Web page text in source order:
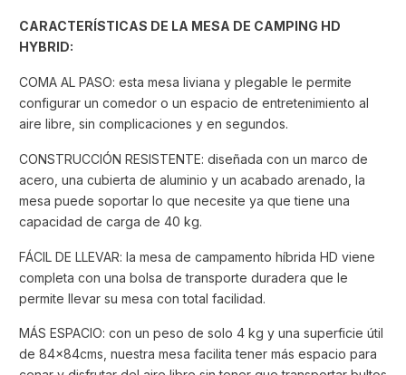
CARACTERÍSTICAS DE LA MESA DE CAMPING HD
HYBRID:
COMA AL PASO: esta mesa liviana y plegable le permite
configurar un comedor o un espacio de entretenimiento al
aire libre, sin complicaciones y en segundos.
CONSTRUCCIÓN RESISTENTE: diseñada con un marco de
acero, una cubierta de aluminio y un acabado arenado, la
mesa puede soportar lo que necesite ya que tiene una
capacidad de carga de 40 kg.
FÁCIL DE LLEVAR: la mesa de campamento híbrida HD viene
completa con una bolsa de transporte duradera que le
permite llevar su mesa con total facilidad.
MÁS ESPACIO: con un peso de solo 4 kg y una superficie útil
de 84x84cms, nuestra mesa facilita tener más espacio para